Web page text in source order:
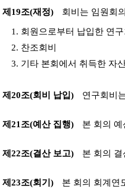
제19조(재정) 회비는 임원회
1. 회원으로부터 납입한 연
2. 찬조회비
3. 기타 본회에서 취득한 자
제20조(회비 납입) 연구회비
제21조(예산 집행) 본 회의
제22조(결산 보고) 본 회의
제23조(회기) 본 회의 회계연